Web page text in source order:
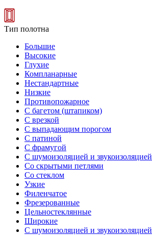
Тип полотна
Большие
Высокие
Глухие
Компланарные
Нестандартные
Низкие
Противопожарное
С багетом (штапиком)
С врезкой
С выпадающим порогом
С патиной
С фрамугой
С шумоизоляцией и звукоизоляцией
Со скрытыми петлями
Со стеклом
Узкие
Филенчатое
Фрезерованные
Цельностеклянные
Широкие
С шумоизоляцией и звукоизоляцией